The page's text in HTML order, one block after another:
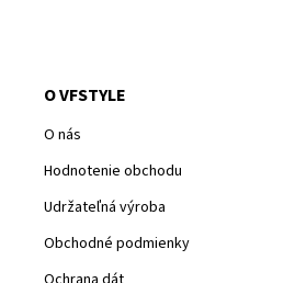
O VFSTYLE
O nás
Hodnotenie obchodu
Udržateľná výroba
Obchodné podmienky